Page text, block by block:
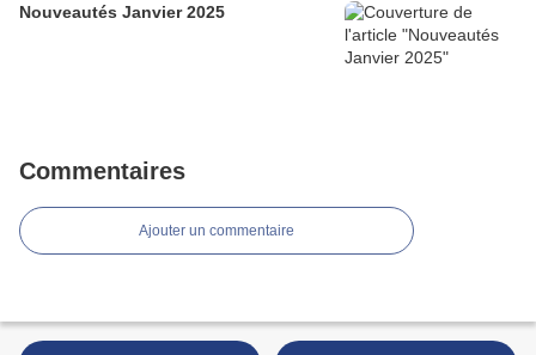
Nouveautés Janvier 2025
Commentaires
Ajouter un commentaire